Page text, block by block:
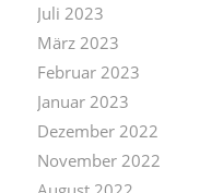
Juli 2023
März 2023
Februar 2023
Januar 2023
Dezember 2022
November 2022